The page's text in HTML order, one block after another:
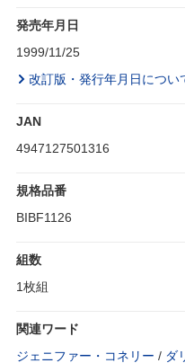
発売年月日
1999/11/25
改訂版・発行年月日につい
JAN
4947127501316
規格品番
BIBF1126
組数
1枚組
関連ワード
ジェニファー・コネリー / ダ